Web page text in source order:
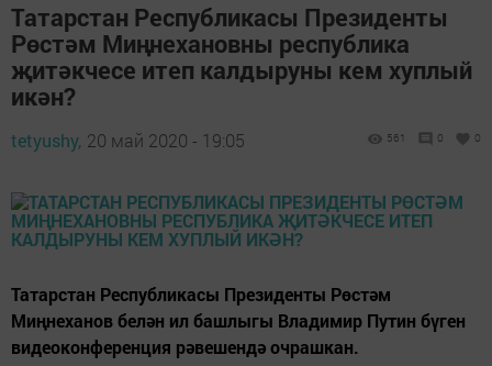
Татарстан Республикасы Президенты
Рөстәм Миңнехановны республика
җитәкчесе итеп калдыруны кем хуплый
икән?
tetyushy, 20 май 2020 - 19:05 561 0 0
Татарстан Республикасы Президенты Рөстәм
Миңнеханов белән ил башлыгы Владимир Путин бүген
видеоконференция рәвешендә очрашкан.